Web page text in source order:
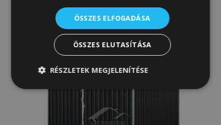
ÖSSZES ELFOGADÁSA
ÖSSZES ELUTASÍTÁSA
RÉSZLETEK MEGJELENÍTÉSE
Elengedhetetlenül
szükséges
Teljesítmény